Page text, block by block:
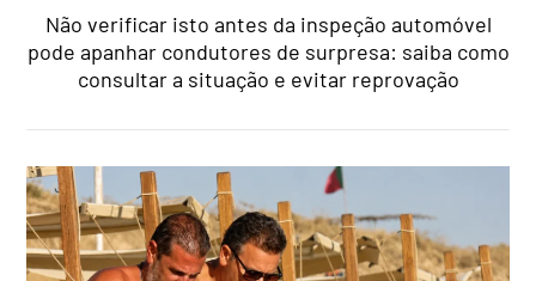
Não verificar isto antes da inspeção automóvel
pode apanhar condutores de surpresa: saiba como
consultar a situação e evitar reprovação